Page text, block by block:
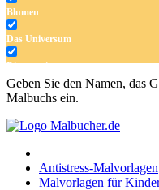
Blumen
Das Universum
Dinosaurier
Früchte und Gemüse
Frühling und Ostern
Haus und Wohnen
Geben Sie den Namen, das
Malbuchs ein.
Antistress-Malvorlagen
Malvorlagen für